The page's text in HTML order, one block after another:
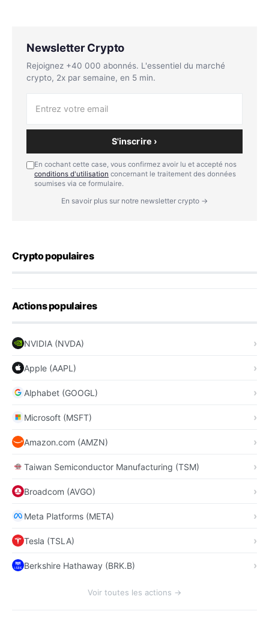
Newsletter Crypto
Rejoignez +40 000 abonnés. L'essentiel du marché
crypto, 2x par semaine, en 5 min.
S'inscrire ›
En cochant cette case, vous confirmez avoir lu et accepté nos
conditions d'utilisation concernant le traitement des données
soumises via ce formulaire.
En savoir plus sur notre newsletter crypto →
Crypto populaires
Actions populaires
NVIDIA (NVDA)
Apple (AAPL)
Alphabet (GOOGL)
Microsoft (MSFT)
Amazon.com (AMZN)
Taiwan Semiconductor Manufacturing (TSM)
Broadcom (AVGO)
Meta Platforms (META)
Tesla (TSLA)
Berkshire Hathaway (BRK.B)
Voir toutes les actions →